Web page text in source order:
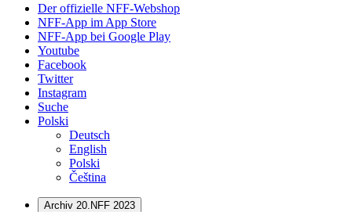
Der offizielle NFF-Webshop
NFF-App im App Store
NFF-App bei Google Play
Youtube
Facebook
Twitter
Instagram
Suche
Polski
Deutsch
English
Polski
Čeština
Archiv 20.NFF 2023